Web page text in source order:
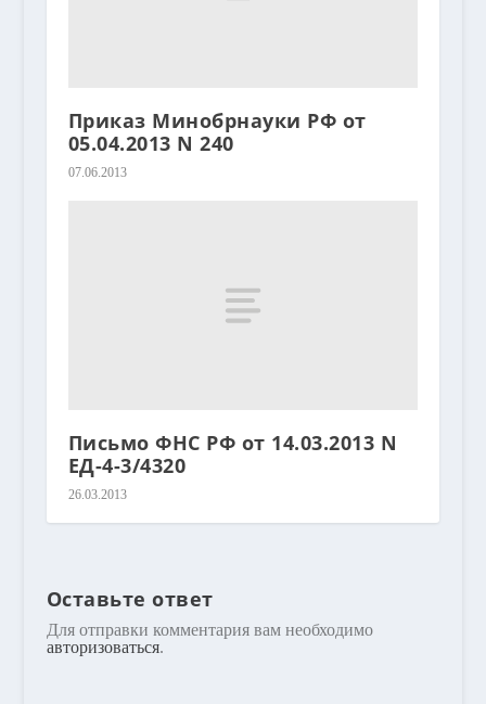
Приказ Минобрнауки РФ от
05.04.2013 N 240
07.06.2013
Письмо ФНС РФ от 14.03.2013 N
ЕД-4-3/4320
26.03.2013
Оставьте ответ
Для отправки комментария вам необходимо
авторизоваться.